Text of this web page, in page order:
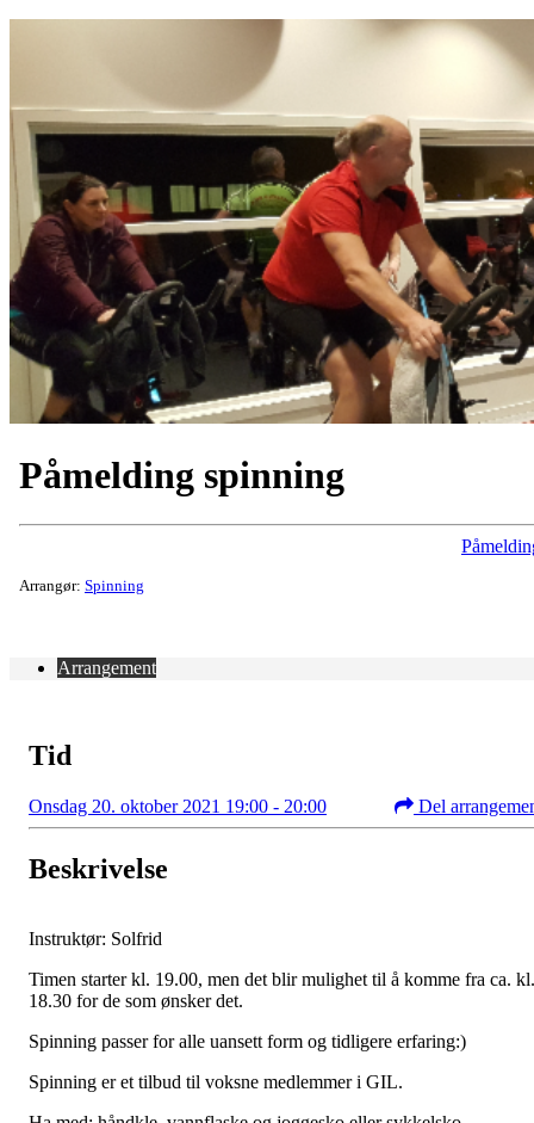
Påmelding spinning
Arrangør: Spinning
Arrangement
Tid
Onsdag 20. oktober 2021 19:00 - 20:00 Del
Beskrivelse
Instruktør: Solfrid
Timen starter kl. 19.00, men det blir mulighet til å komme fra ca. kl.
18.30 for de som ønsker det.
Spinning passer for alle uansett form og tidligere erfaring:)
Spinning er et tilbud til voksne medlemmer i GIL.